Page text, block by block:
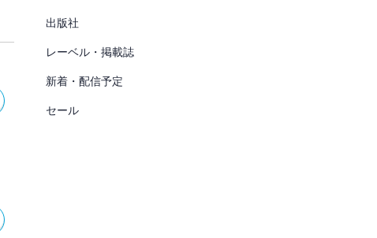
出版社
レーベル・掲載誌
新着・配信予定
セール